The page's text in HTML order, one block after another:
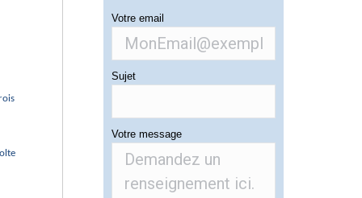
Votre email
Sujet
Votre message